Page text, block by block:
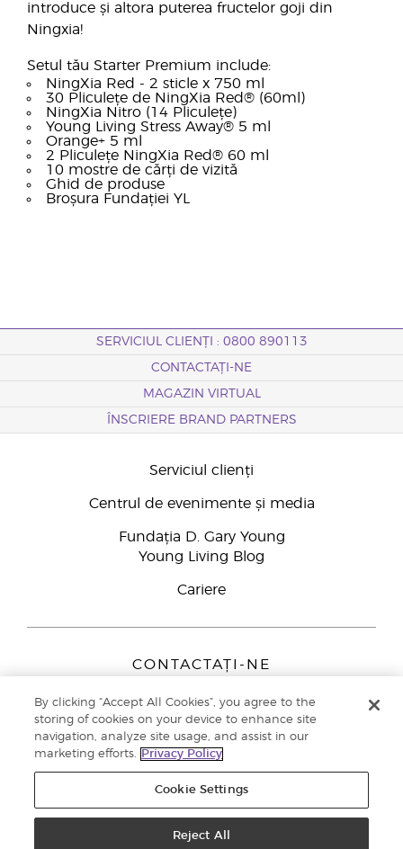
introduce și altora puterea fructelor goji din
Ningxia!
Setul tău Starter Premium include:
NingXia Red - 2 sticle x 750 ml
30 Pliculețe de NingXia Red® (60ml)
NingXia Nitro (14 Pliculețe)
Young Living Stress Away® 5 ml
Orange+ 5 ml
2 Pliculețe NingXia Red® 60 ml
10 mostre de cărți de vizită
Ghid de produse
Broșura Fundației YL
SERVICIUL CLIENȚI : 0800 890113
CONTACTAȚI-NE
MAGAZIN VIRTUAL
ÎNSCRIERE BRAND PARTNERS
Serviciul clienți
Centrul de evenimente și media
Fundația D. Gary Young
Young Living Blog
Cariere
CONTACTAȚI-NE
Peizerweg 97
9727 AJ Groningen
Netherlands
Înscriere Brand Partners0800 890113
Politica de confidențialitate
By clicking “Accept All Cookies”, you agree to the
storing of cookies on your device to enhance site
navigation, analyze site usage, and assist in our
marketing efforts.
Privacy Policy
Cookie Settings
Reject All